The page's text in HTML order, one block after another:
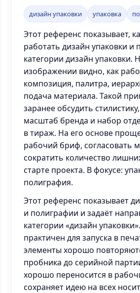
дизайн упаковки упаковка
Этот референс показывает,
работать дизайн упаковки и
категории дизайн упаковки.
изображении видно, как
композиция, палитра,
подача материала. Такой
заранее обсудить
масштаб бренда и набор
в тираж. На его основе
рабочий бриф, согласовать
сократить количество
старте проекта. В фокусе:
полиграфия.
Этот референс показывает
и полиграфии и задаёт
категории «дизайн
практичен для запуска в
элементы хорошо
пробника до серийной
хорошо переносится в
сохраняет идею на всех